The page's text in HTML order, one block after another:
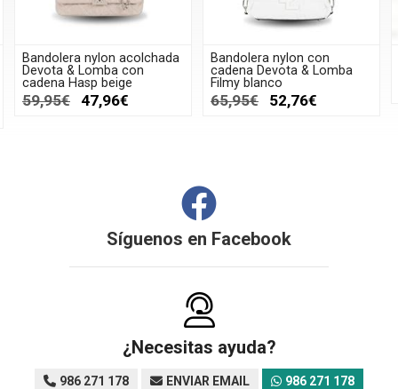
Bandolera nylon acolchada
Devota & Lomba con
cadena Hasp beige
59,95€ 47,96€
Bandolera nylon con
cadena Devota & Lomba
Filmy blanco
65,95€ 52,76€
Síguenos en Facebook
¿Necesitas ayuda?
986 271 178 ENVIAR EMAIL 986 271 178